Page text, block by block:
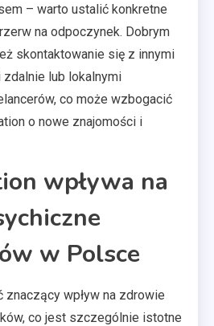
– warto ustalić konkretne
na odpoczynek. Dobrym
skontaktowanie się z innymi
lub lokalnymi
co może wzbogacić
o nowe znajomości i
wpływa na
w Polsce
znaczący wpływ na zdrowie
co jest szczególnie istotne